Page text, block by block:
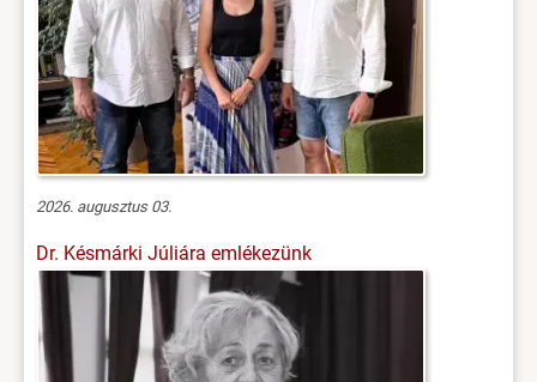
2026. augusztus 03.
Dr. Késmárki Júliára emlékezünk